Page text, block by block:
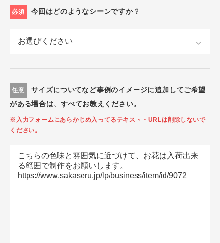
必須 今回はどのようなシーンですか？
任意
サイズについてなど事例のイメージに追加してご希望
がある場合は、すべてお教えください。
※入力フォームにあらかじめ入ってるテキスト・URLは削除しないで
ください。